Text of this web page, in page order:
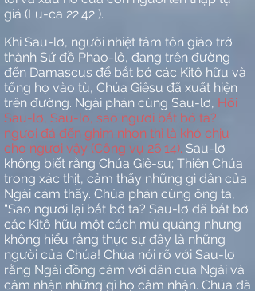
giá (Lu-ca 22:42 ).
Khi Sau-lơ, người nhiệt tâm tôn giáo trở
thành Sứ đồ Phao-lô, đang trên đường
đến Damascus để bắt bớ các Kitô hữu và
tống họ vào tù, Chúa Giêsu đã xuất hiện
trên đường. Ngài phán cùng Sau-lơ, Hỡi
Sau-lơ, Sau-lơ, sao ngươi bắt bớ ta?
ngươi đá đến ghim nhọn thì là khó chịu
cho ngươi vậy (Công vụ 26:14). Sau-lơ
không biết rằng Chúa Giê-su; Thiên Chúa
trong xác thịt, cảm thấy những gì dân của
Ngài cảm thấy. Chúa phán cùng ông ta,
“Sao ngươi lại bắt bớ ta? Sau-lơ đã bắt bớ
các Kitô hữu một cách mù quáng nhưng
không hiểu rằng thực sự đây là những
người của Chúa! Chúa nói rõ với Sau-lơ
rằng Ngài đồng cảm với dân của Ngài và
cảm nhận những gì họ cảm nhận. Chúa đã